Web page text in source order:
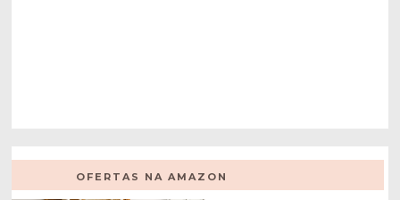
OFERTAS NA AMAZON